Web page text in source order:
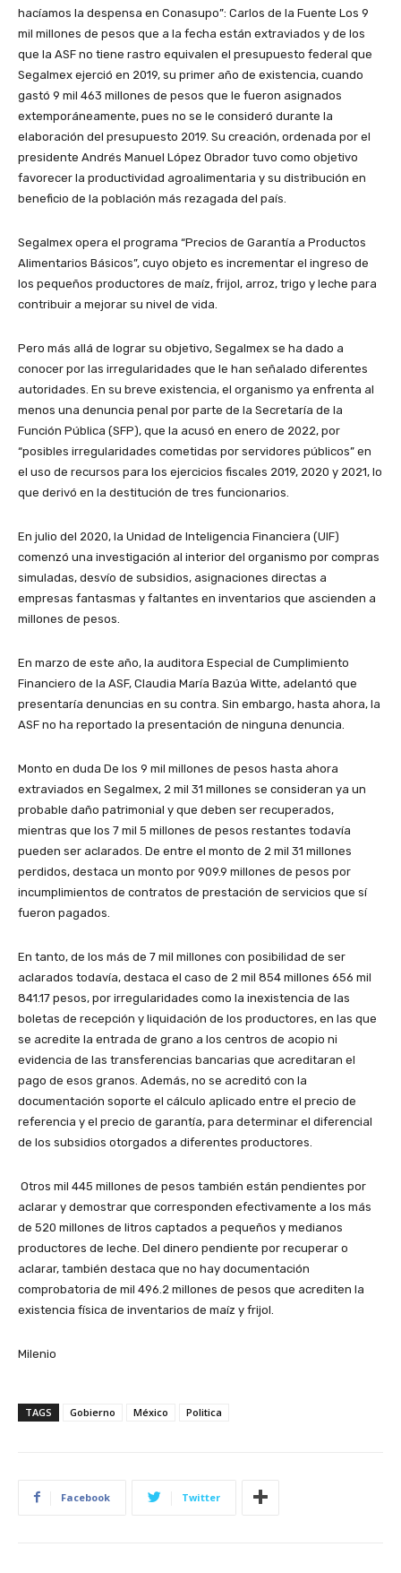
hacíamos la despensa en Conasupo”: Carlos de la Fuente Los 9
mil millones de pesos que a la fecha están extraviados y de los
que la ASF no tiene rastro equivalen el presupuesto federal que
Segalmex ejerció en 2019, su primer año de existencia, cuando
gastó 9 mil 463 millones de pesos que le fueron asignados
extemporáneamente, pues no se le consideró durante la
elaboración del presupuesto 2019. Su creación, ordenada por el
presidente Andrés Manuel López Obrador tuvo como objetivo
favorecer la productividad agroalimentaria y su distribución en
beneficio de la población más rezagada del país.
Segalmex opera el programa “Precios de Garantía a Productos
Alimentarios Básicos”, cuyo objeto es incrementar el ingreso de
los pequeños productores de maíz, frijol, arroz, trigo y leche para
contribuir a mejorar su nivel de vida.
Pero más allá de lograr su objetivo, Segalmex se ha dado a
conocer por las irregularidades que le han señalado diferentes
autoridades. En su breve existencia, el organismo ya enfrenta al
menos una denuncia penal por parte de la Secretaría de la
Función Pública (SFP), que la acusó en enero de 2022, por
“posibles irregularidades cometidas por servidores públicos” en
el uso de recursos para los ejercicios fiscales 2019, 2020 y 2021, lo
que derivó en la destitución de tres funcionarios.
En julio del 2020, la Unidad de Inteligencia Financiera (UIF)
comenzó una investigación al interior del organismo por compras
simuladas, desvío de subsidios, asignaciones directas a
empresas fantasmas y faltantes en inventarios que ascienden a
millones de pesos.
En marzo de este año, la auditora Especial de Cumplimiento
Financiero de la ASF, Claudia María Bazúa Witte, adelantó que
presentaría denuncias en su contra. Sin embargo, hasta ahora, la
ASF no ha reportado la presentación de ninguna denuncia.
Monto en duda De los 9 mil millones de pesos hasta ahora
extraviados en Segalmex, 2 mil 31 millones se consideran ya un
probable daño patrimonial y que deben ser recuperados,
mientras que los 7 mil 5 millones de pesos restantes todavía
pueden ser aclarados. De entre el monto de 2 mil 31 millones
perdidos, destaca un monto por 909.9 millones de pesos por
incumplimientos de contratos de prestación de servicios que sí
fueron pagados.
En tanto, de los más de 7 mil millones con posibilidad de ser
aclarados todavía, destaca el caso de 2 mil 854 millones 656 mil
841.17 pesos, por irregularidades como la inexistencia de las
boletas de recepción y liquidación de los productores, en las que
se acredite la entrada de grano a los centros de acopio ni
evidencia de las transferencias bancarias que acreditaran el
pago de esos granos. Además, no se acreditó con la
documentación soporte el cálculo aplicado entre el precio de
referencia y el precio de garantía, para determinar el diferencial
de los subsidios otorgados a diferentes productores.
Otros mil 445 millones de pesos también están pendientes por
aclarar y demostrar que corresponden efectivamente a los más
de 520 millones de litros captados a pequeños y medianos
productores de leche. Del dinero pendiente por recuperar o
aclarar, también destaca que no hay documentación
comprobatoria de mil 496.2 millones de pesos que acrediten la
existencia física de inventarios de maíz y frijol.
Milenio
TAGS Gobierno México Politica
Facebook Twitter